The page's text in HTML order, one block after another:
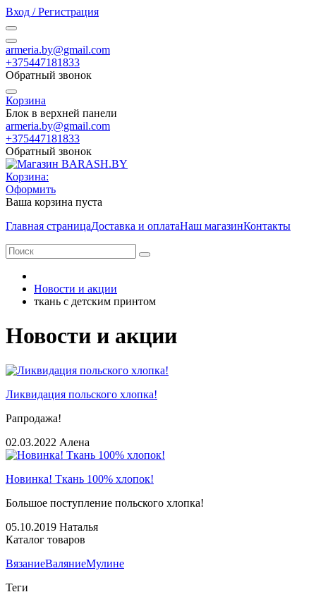
Вход / Регистрация
armeria.by@gmail.com
+375447181833
Обратный звонок
Корзина
Блок в верхней панели
armeria.by@gmail.com
+375447181833
Обратный звонок
Корзина:
Оформить
Ваша корзина пуста
Главная страницаДоставка и оплатаНаш магазинКонтакты
Новости и акции
ткань с детским принтом
Новости и акции
Ликвидация польского хлопка!
Рапродажа!
02.03.2022 Алена
Новинка! Ткань 100% хлопок!
Большое поступление польского хлопка!
05.10.2019 Наталья
Каталог товаров
ВязаниеВаляниеМулине
Теги